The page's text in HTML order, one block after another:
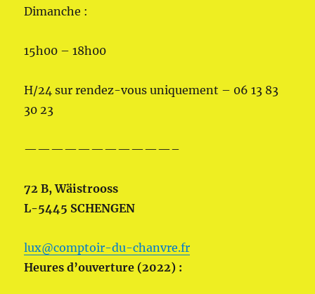
Dimanche :
15h00 – 18h00
H/24 sur rendez-vous uniquement – 06 13 83
30 23
———————————–
72 B, Wäistrooss
L-5445 SCHENGEN
lux@comptoir-du-chanvre.fr
Heures d’ouverture (2022) :